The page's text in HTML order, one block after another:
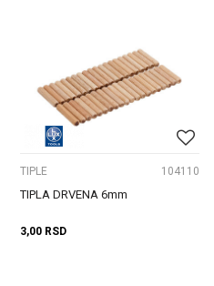
TIPLE 104110
TIPLA DRVENA 6mm
3,00 RSD